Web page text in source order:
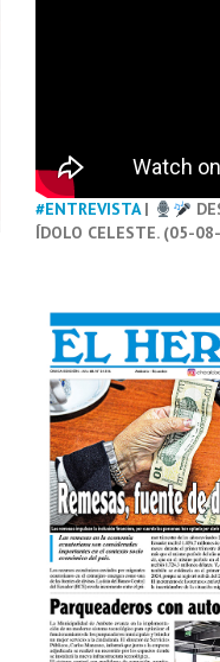
#ENTREVISTA|
ÍDOLO CELESTE. (05-